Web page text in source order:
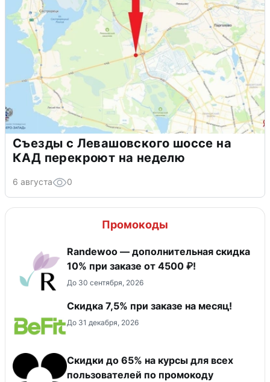
Съезды с Левашовского шоссе на
КАД перекроют на неделю
6 августа 0
Промокоды
Randewoo — дополнительная скидка
10% при заказе от 4500 ₽!
До 30 сентября, 2026
Скидка 7,5% при заказе на месяц!
До 31 декабря, 2026
Скидки до 65% на курсы для всех
пользователей по промокоду